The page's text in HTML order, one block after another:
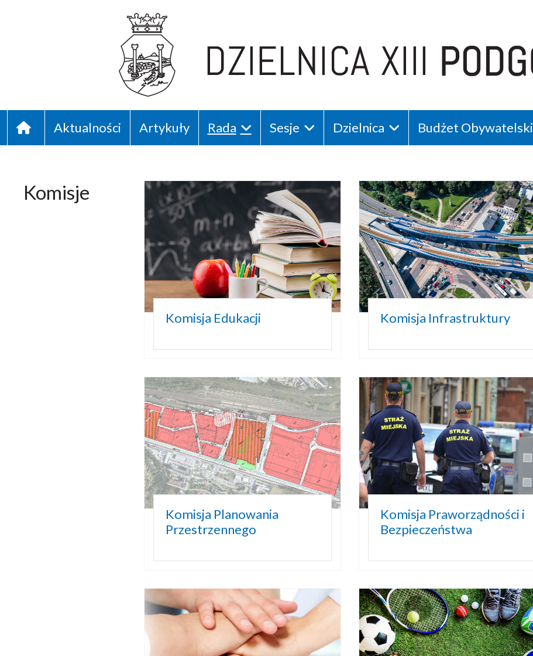
Podgórze 13 dzielnica Krakowa
Pierwsza strona
Aktualności Artykuły Rada Sesje Dzielnica Budżet Obywatelski
Komisje
Komisja Edukacji Komisja Infrastruktury
Komisja Planowania
Przestrzennego
Komisja Praworządności i
Bezpieczeństwa